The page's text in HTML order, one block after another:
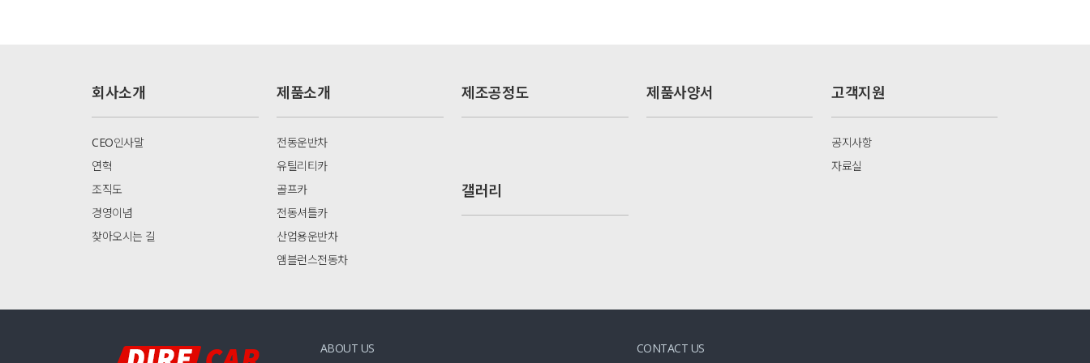
회사소개
CEO인사말
연혁
조직도
경영이념
찾아오시는 길
제품소개
전동운반차
유틸리티카
골프카
전동셔틀카
산업용운반차
앰블런스전동차
제조공정도 제품사양서 고객지원
공지사항
자료실
갤러리
ABOUT US CONTACT US